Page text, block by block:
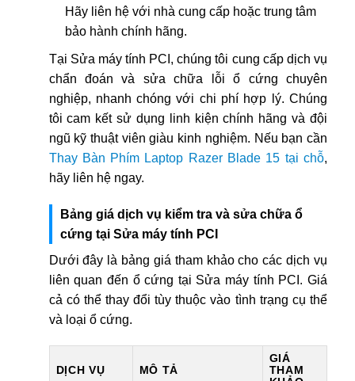
Hãy liên hệ với nhà cung cấp hoặc trung tâm
bảo hành chính hãng.
Tại Sửa máy tính PCI, chúng tôi cung cấp dịch vụ
chẩn đoán và sửa chữa lỗi ổ cứng chuyên
nghiệp, nhanh chóng với chi phí hợp lý. Chúng
tôi cam kết sử dụng linh kiện chính hãng và đội
ngũ kỹ thuật viên giàu kinh nghiệm. Nếu bạn cần
Thay Bàn Phím Laptop Razer Blade 15 tại chỗ,
hãy liên hệ ngay.
Bảng giá dịch vụ kiểm tra và sửa chữa ổ
cứng tại Sửa máy tính PCI
Dưới đây là bảng giá tham khảo cho các dịch vụ
liên quan đến ổ cứng tại Sửa máy tính PCI. Giá
cả có thể thay đổi tùy thuộc vào tình trạng cụ thể
và loại ổ cứng.
DỊCH VỤ MÔ TẢ
GIÁ
THAM